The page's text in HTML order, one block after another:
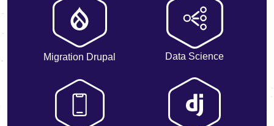
Migration Drupal Data Science